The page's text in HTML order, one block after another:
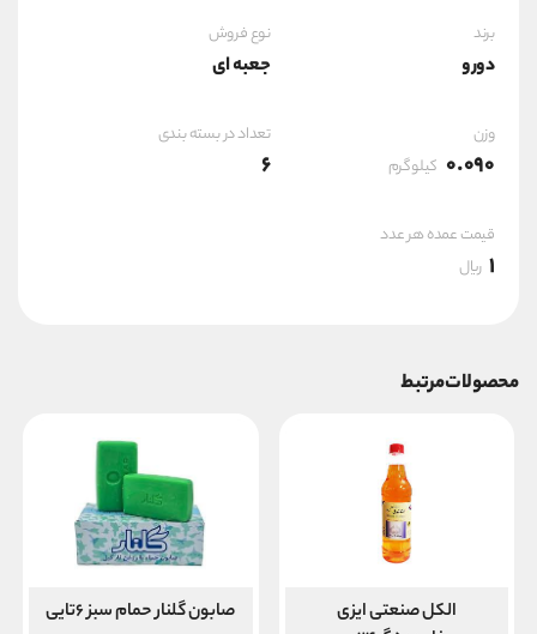
برند
دورو
نوع فروش
جعبه ای
وزن
0.090 کیلوگرم
تعداد در بسته بندی
6
قیمت عمده هر عدد
1 ریال
محصولات مرتبط
الکل صنعتی ایزی
صابون گلنار حمام سبز ۶تایی